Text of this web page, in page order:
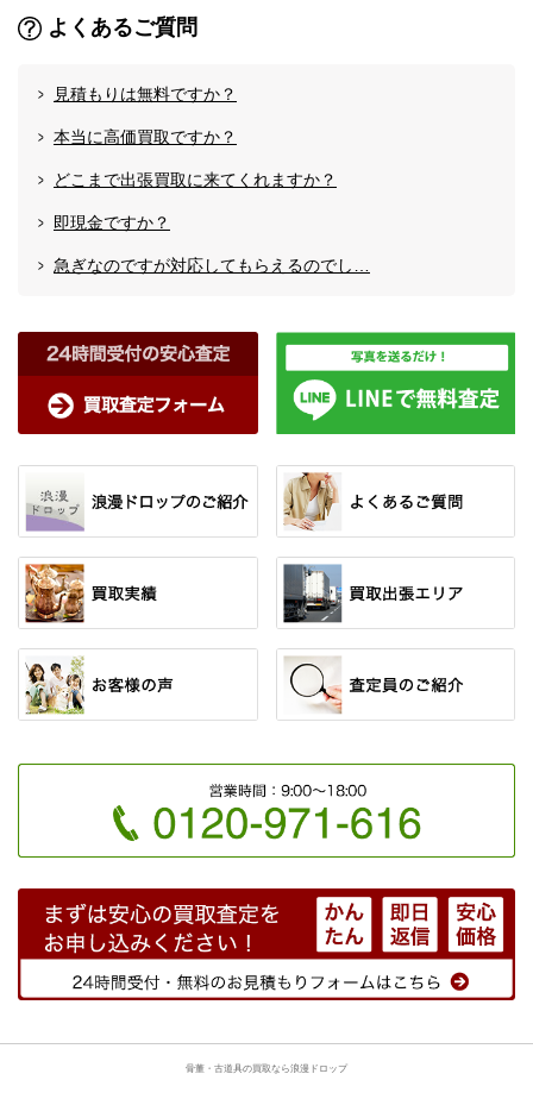
よくあるご質問
見積もりは無料ですか？
本当に高価買取ですか？
どこまで出張買取に来てくれますか？
即現金ですか？
急ぎなのですが対応してもらえるのでし…
骨董・古道具の買取なら浪漫ドロップ